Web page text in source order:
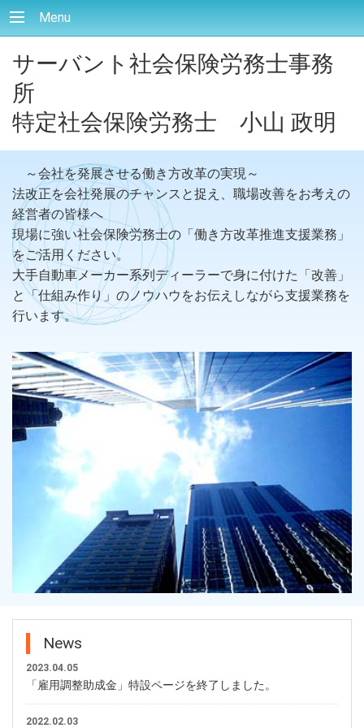
Menu
サーバント社会保険労務士事務
所
特定社会保険労務士 小山 政明
～会社を発展させる働き方改革の実現～
法改正を会社発展のチャンスと捉え、職場改善をお考えの
経営者の皆様へ
現場に強い社会保険労務士の「働き方改革推進支援業務」
をご活用ください。
大手自動車メーカー系列ディーラーで身に付けた「改善」
と「仕組み作り」のノウハウをお伝えしながら支援業務を
行います。
News
2023.04.05
「雇用調整助成金」特設ページを終了しました。
2022.02.03